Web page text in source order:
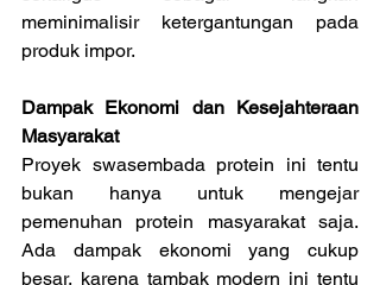
meminimalisir ketergantungan pada
produk impor.
Dampak Ekonomi dan Kesejahteraan
Masyarakat
Proyek swasembada protein ini tentu
bukan hanya untuk mengejar
pemenuhan protein masyarakat saja.
Ada dampak ekonomi yang cukup
besar, karena tambak modern ini tentu